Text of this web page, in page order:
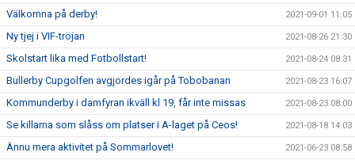
Välkomna på derby! 2021-09-01 11:05
Ny tjej i VIF-tröjan 2021-08-26 21:30
Skolstart lika med Fotbollstart! 2021-08-24 08:31
Bullerby Cupgolfen avgjordes igår på Tobobanan 2021-08-23 16:07
Kommunderby i damfyran ikväll kl 19, får inte missas 2021-08-23 08:00
Se killarna som slåss om platser i A-laget på Ceos! 2021-08-18 14:03
Ännu mera aktivitet på Sommarlovet! 2021-06-23 08:58